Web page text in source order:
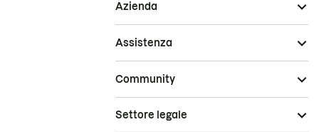
Azienda
Assistenza
Community
Settore legale